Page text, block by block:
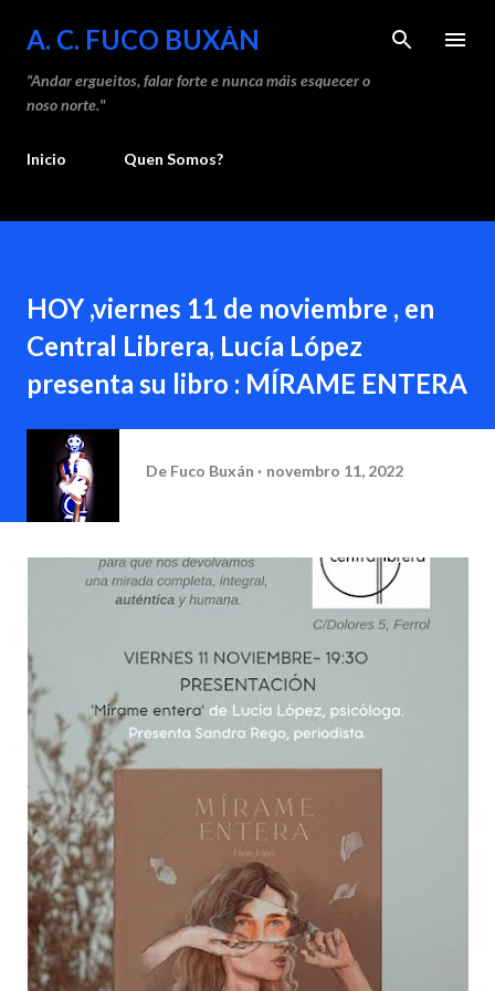
Saltar ao contido principal
A. C. FUCO BUXÁN
“Andar ergueitos, falar forte e nunca máis esquecer o
noso norte."
Inicio Quen Somos?
HOY ,viernes 11 de noviembre , en
Central Librera, Lucía López
presenta su libro : MÍRAME ENTERA
De Fuco Buxán novembro 11, 2022